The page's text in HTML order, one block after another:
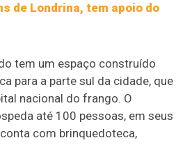
de Londrina, tem apoio do
tem um espaço construído
para a parte sul da cidade, que
nacional do frango. O
até 100 pessoas, em seus
com brinquedoteca,